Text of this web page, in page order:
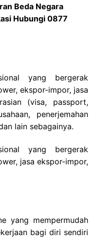
Beda Negara
Hubungi 0877
yang bergerak
ekspor-impor, jasa
(visa, passport,
penerjemahan
lain sebagainya.
yang bergerak
jasa ekspor-impor,
yang mempermudah
bagi diri sendiri